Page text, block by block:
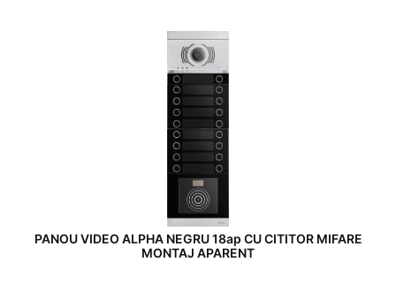
PANOU VIDEO ALPHA NEGRU 18ap CU CITITOR MIFARE
MONTAJ APARENT